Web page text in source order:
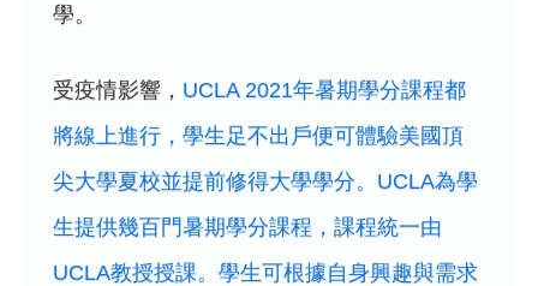
學。
受疫情影響， UCLA 2021年暑期學分課程都
將線上進行，學生足不出戶便可體驗美國頂
尖大學夏校並提前修得大學學分。UCLA為學
生提供幾百門暑期學分課程，課程統一由
UCLA教授授課。學生可根據自身興趣與需求